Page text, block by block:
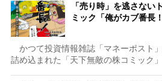
「売り時」を逃さな
ミック「俺がカブ番長
かつて投資情報雑誌「マネーポスト
詰め込まれた「天下無敵の株コミック